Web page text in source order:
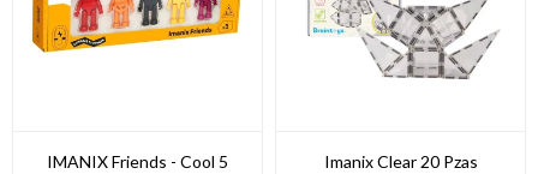
IMANIX Friends - Cool 5 Imanix Clear 20 Pzas